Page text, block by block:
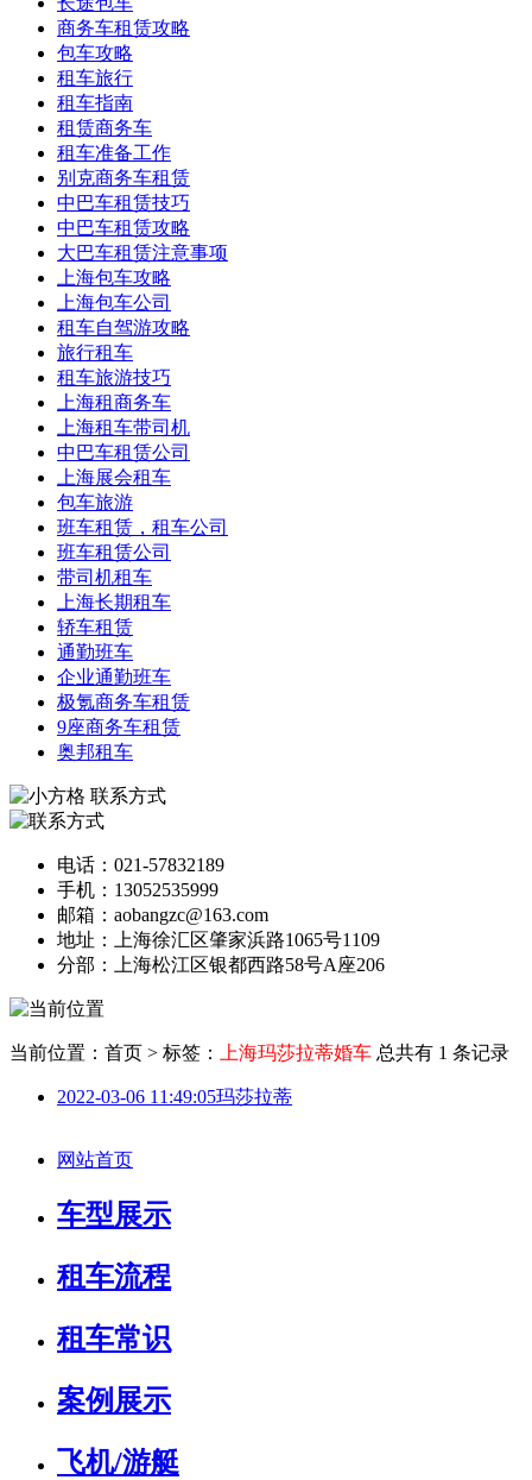
商务车租赁攻略
包车攻略
租车旅行
租车指南
租赁商务车
租车准备工作
别克商务车租赁
中巴车租赁技巧
中巴车租赁攻略
大巴车租赁注意事项
上海包车攻略
上海包车公司
租车自驾游攻略
旅行租车
租车旅游技巧
上海租商务车
上海租车带司机
中巴车租赁公司
上海展会租车
包车旅游
班车租赁，租车公司
班车租赁公司
带司机租车
上海长期租车
轿车租赁
通勤班车
企业通勤班车
极氪商务车租赁
9座商务车租赁
奥邦租车
联系方式
电话：021-57832189
手机：13052535999
邮箱：aobangzc@163.com
地址：上海徐汇区肇家浜路1065号1109
分部：上海松江区银都西路58号A座206
当前位置：首页 > 标签： 上海玛莎拉蒂婚车 总共有 1 条记录
2022-03-06 11:49:05玛莎拉蒂
网站首页
车型展示
租车流程
租车常识
案例展示
飞机/游艇